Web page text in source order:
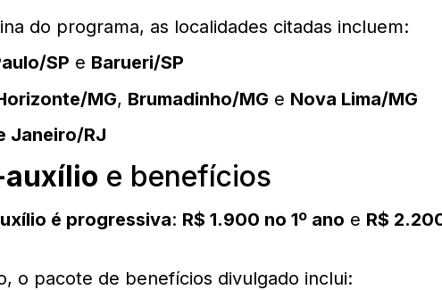
do programa, as localidades citadas incluem:
SP e Barueri/SP
MG, Brumadinho/MG e Nova Lima/MG
Janeiro/RJ
e benefícios
é progressiva: R$ 1.900 no 1º ano e R$
o pacote de benefícios divulgado inclui: